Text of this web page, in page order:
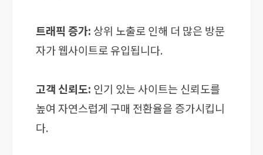
트래픽 증가: 상위 노출로 인해 더 많은 방문
자가 웹사이트로 유입됩니다.
고객 신뢰도: 인기 있는 사이트는 신뢰도를
높여 자연스럽게 구매 전환율을 증가시킵니
다.